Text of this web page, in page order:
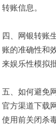
转账信息。
四、网银转账
账的准确性和
来娱乐性模拟
五、如何避免
官方渠道下载
使用前关闭杀